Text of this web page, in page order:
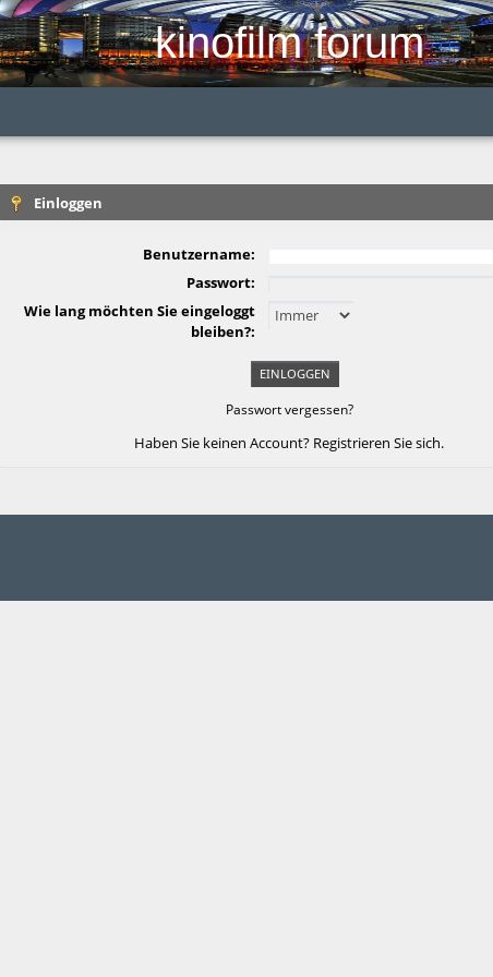
kinofilm forum
Einloggen
Benutzername:
Passwort:
Wie lang möchten Sie eingeloggt
bleiben?:
Passwort vergessen?
Haben Sie keinen Account? Registrieren Sie sich.